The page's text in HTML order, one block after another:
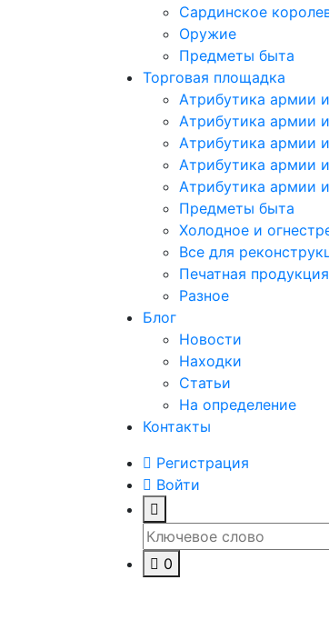
Сардинское
Оружие
Предметы быта
Торговая площадка
Атрибутика армии
Атрибутика армии
Атрибутика армии
Атрибутика армии
Атрибутика армии
Предметы быта
Холодное и
Все для
Печатная продукция
Разное
Блог
Новости
Находки
Статьи
На определение
Контакты
Регистрация
Войти
0